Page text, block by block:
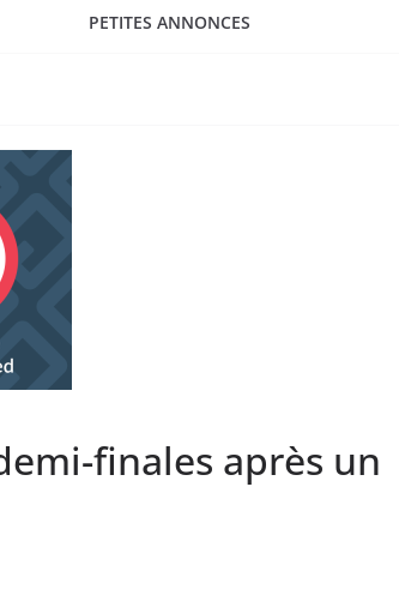
PETITES ANNONCES
finales après un